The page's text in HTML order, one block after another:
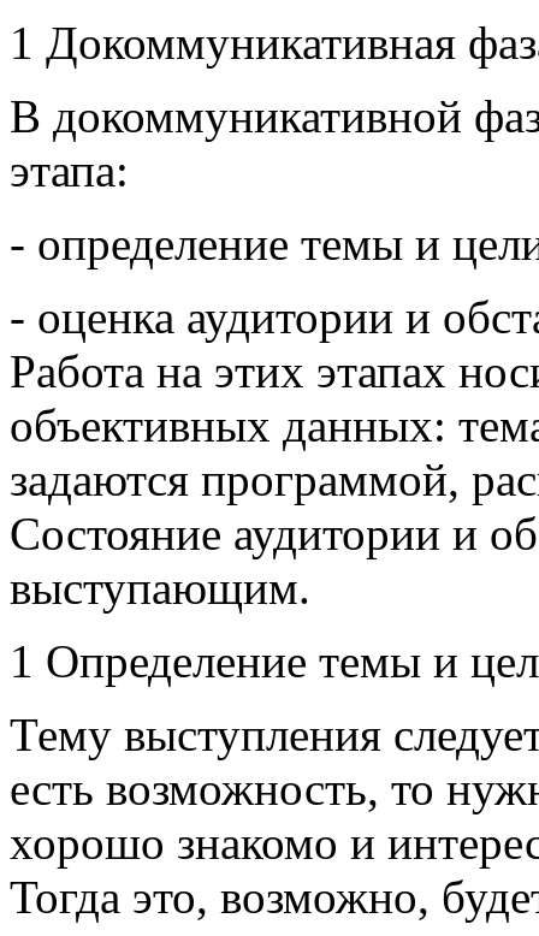
1 Докоммуникативная
В докоммуникативной
этапа:
- определение темы и
- оценка аудитории и
Работа на этих этапах
объективных данных:
задаются программой,
Состояние аудитории и
выступающим.
1 Определение темы и
Тему выступления
есть возможность, то
хорошо знакомо и
Тогда это, возможно,